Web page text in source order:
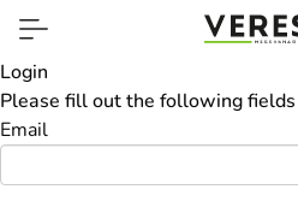
Login
Please fill out the following
Email